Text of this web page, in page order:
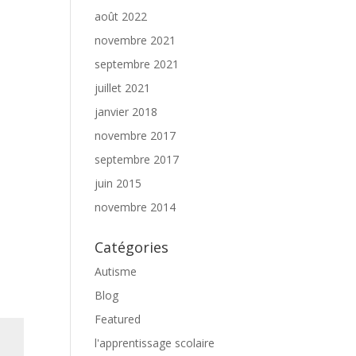
août 2022
novembre 2021
septembre 2021
juillet 2021
janvier 2018
novembre 2017
septembre 2017
juin 2015
novembre 2014
Catégories
Autisme
Blog
Featured
l'apprentissage scolaire